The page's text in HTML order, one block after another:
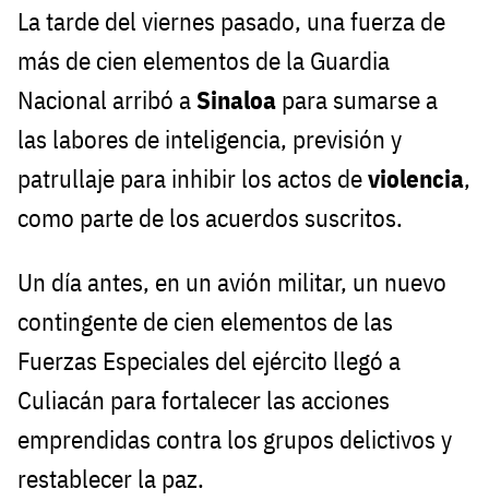
La tarde del viernes pasado, una fuerza de
más de cien elementos de la Guardia
Nacional arribó aSinaloa para sumarse a
las labores de inteligencia, previsión y
patrullaje para inhibir los actos deviolencia,
como parte de los acuerdos suscritos.
Un día antes, en un avión militar, un nuevo
contingente de cien elementos de las
Fuerzas Especiales del ejército llegó a
Culiacán para fortalecer las acciones
emprendidas contra los grupos delictivos y
restablecer la paz.